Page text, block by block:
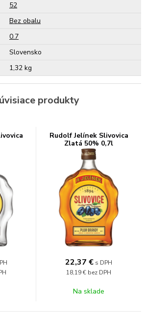
52
Bez obalu
0.7
Slovensko
1,32 kg
produkty
Rudolf Jelínek Slivovica
Zlatá 50% 0,7l
22,37 € s DPH
18,19 € bez DPH
Na sklade